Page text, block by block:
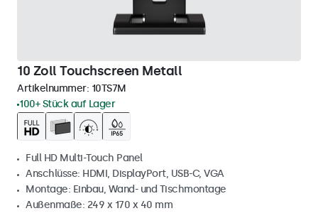
10 Zoll Touchscreen Metall
Artikelnummer: 10TS7M
100+ Stück auf Lager
Full HD Multi-Touch Panel
Anschlüsse: HDMI, DisplayPort, USB-C, VGA
Montage: Einbau, Wand- und Tischmontage
Außenmaße: 249 x 170 x 40 mm